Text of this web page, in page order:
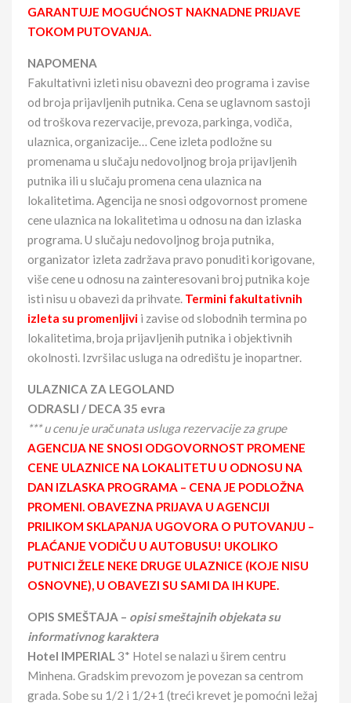
GARANTUJE MOGUĆNOST NAKNADNE PRIJAVE
TOKOM PUTOVANJA.
NAPOMENA
Fakultativni izleti nisu obavezni deo programa i zavise
od broja prijavljenih putnika. Cena se uglavnom sastoji
od troškova rezervacije, prevoza, parkinga, vodiča,
ulaznica, organizacije… Cene izleta podložne su
promenama u slučaju nedovoljnog broja prijavljenih
putnika ili u slučaju promena cena ulaznica na
lokalitetima. Agencija ne snosi odgovornost promene
cene ulaznica na lokalitetima u odnosu na dan izlaska
programa. U slučaju nedovoljnog broja putnika,
organizator izleta zadržava pravo ponuditi korigovane,
više cene u odnosu na zainteresovani broj putnika koje
isti nisu u obavezi da prihvate. Termini fakultativnih
izleta su promenljivi i zavise od slobodnih termina po
lokalitetima, broja prijavljenih putnika i objektivnih
okolnosti. Izvršilac usluga na odredištu je inopartner.
ULAZNICA ZA LEGOLAND
ODRASLI / DECA 35 evra
*** u cenu je uračunata usluga rezervacije za grupe
AGENCIJA NE SNOSI ODGOVORNOST PROMENE
CENE ULAZNICE NA LOKALITETU U ODNOSU NA
DAN IZLASKA PROGRAMA – CENA JE PODLOŽNA
PROMENI. OBAVEZNA PRIJAVA U AGENCIJI
PRILIKOM SKLAPANJA UGOVORA O PUTOVANJU –
PLAĆANJE VODIČU U AUTOBUSU! UKOLIKO
PUTNICI ŽELE NEKE DRUGE ULAZNICE (KOJE NISU
OSNOVNE), U OBAVEZI SU SAMI DA IH KUPE.
OPIS SMEŠTAJA – opisi smeštajnih objekata su
informativnog karaktera
Hotel IMPERIAL3* Hotel se nalazi u širem centru
Minhena. Gradskim prevozom je povezan sa centrom
grada. Sobe su 1/2 i 1/2+1 (treći krevet je pomoćni ležaj